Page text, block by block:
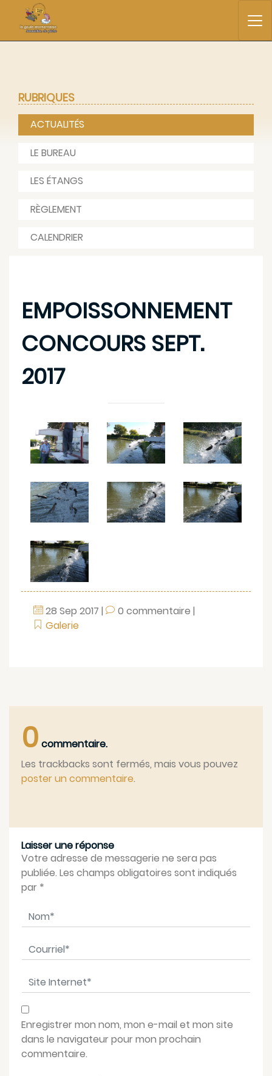
EMPOISSONNEMENT
CONCOURS SEPT.
2017
28 Sep 2017 | 0 commentaire |
Galerie
0 commentaire.
Les trackbacks sont fermés, mais vous pouvez
poster un commentaire.
Laisser une réponse
Votre adresse de messagerie ne sera pas
publiée. Les champs obligatoires sont indiqués
par *
Nom*
Courriel*
Site Internet*
Enregistrer mon nom, mon e-mail et mon site
dans le navigateur pour mon prochain
commentaire.
RUBRIQUES
ACTUALITÉS
LE BUREAU
LES ÉTANGS
RÈGLEMENT
CALENDRIER